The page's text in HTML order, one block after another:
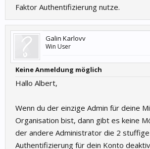
Faktor Authentifizierung nutze.
Galin Karlovv
Win User
Keine Anmeldung möglich
Hallo Albert,
Wenn du der einzige Admin für deine
Organisation bist, dann gibt es keine
der andere Administrator die 2 stuffige
Authentifizierung für dein Konto